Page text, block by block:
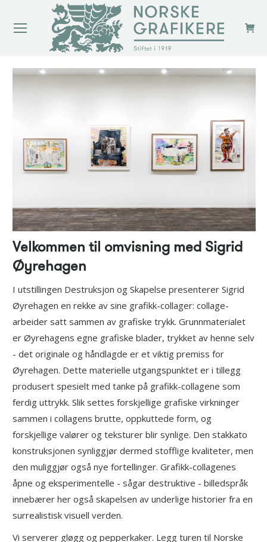
Velkommen til omvisning med Sigrid
Øyrehagen
I utstillingen Destruksjon og Skapelse presenterer Sigrid
Øyrehagen en rekke av sine grafikk-collager: collage-
arbeider satt sammen av grafiske trykk. Grunnmaterialet
er Øyrehagens egne grafiske blader, trykket av henne selv
­- det originale og håndlagde er et viktig premiss for
Øyrehagen. Dette materielle utgangspunktet er i tillegg
produsert spesielt med tanke på grafikk-collagene som
ferdig uttrykk. Slik settes forskjellige grafiske virkninger
sammen i collagens brutte, oppkuttede form, og
forskjellige valører og teksturer blir synlige. Den stakkato
konstruksjonen synliggjør dermed stofflige kvaliteter, men
den muliggjør også nye fortellinger. Grafikk-collagenes
åpne og eksperimentelle ­- sågar destruktive ­- billedspråk
innebærer her også skapelsen av underlige historier fra en
surrealistisk visuell verden.
Vi serverer gløgg og pepperkaker. Legg turen til Norske